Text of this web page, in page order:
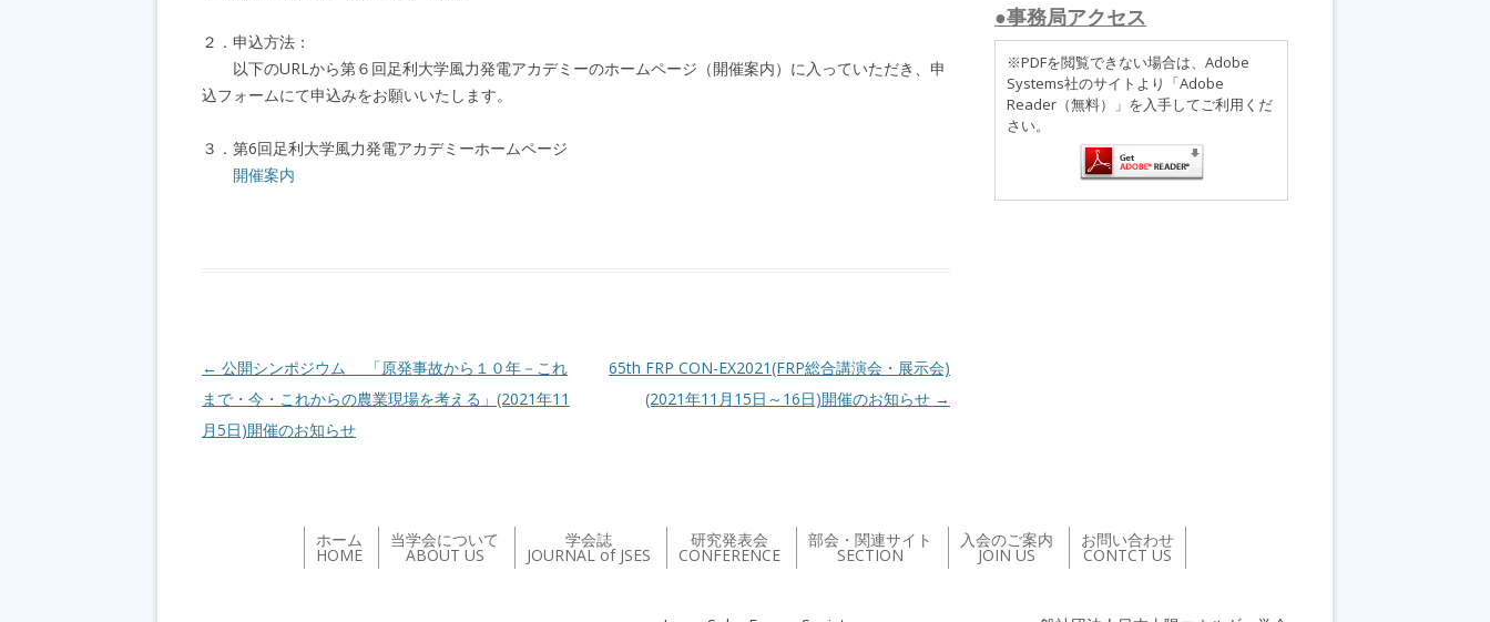
２．申込方法：
以下のURLから第６回足利大学風力発電アカデミーのホームページ（開催案内）に入っていただき、申
込フォームにて申込みをお願いいたします。
３．第6回足利大学風力発電アカデミーホームページ
開催案内
投稿ナビゲーション
← 公開シンポジウム 「原発事故から１０年－これ
まで・今・これからの農業現場を考える」(2021年11
月5日)開催のお知らせ
65th FRP CON-EX2021(FRP総合講演会・展示会)
(2021年11月15日～16日)開催のお知らせ →
●事務局アクセス
※PDFを閲覧できない場合は、Adobe
Systems社のサイトより「Adobe
Reader（無料）」を入手してご利用くだ
さい。
ホーム
HOME
当学会について
ABOUT US
学会誌
JOURNAL of JSES
研究発表会
CONFERENCE
部会・関連サイト
SECTION
入会のご案内
JOIN US
お問い合わせ
CONTCT US